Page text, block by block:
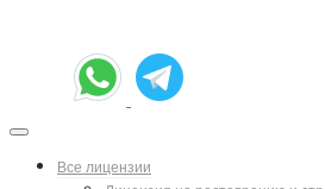
Все лицензии